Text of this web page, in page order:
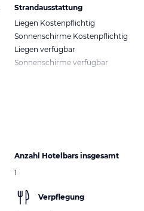
Strandausstattung
Liegen Kostenpflichtig
Sonnenschirme Kostenpflichtig
Liegen verfügbar
Sonnenschirme verfügbar
Anzahl Hotelbars insgesamt
1
Verpflegung